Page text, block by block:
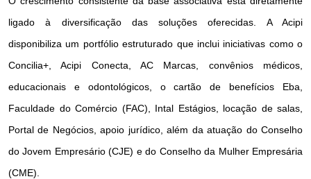
ligado à diversificação das soluções oferecidas. A Acipi
disponibiliza um portfólio estruturado que inclui iniciativas como o
Concilia+, Acipi Conecta, AC Marcas, convênios médicos,
educacionais e odontológicos, o cartão de benefícios Eba,
Faculdade do Comércio (FAC), Intal Estágios, locação de salas,
Portal de Negócios, apoio jurídico, além da atuação do Conselho
do Jovem Empresário (CJE) e do Conselho da Mulher Empresária
(CME).